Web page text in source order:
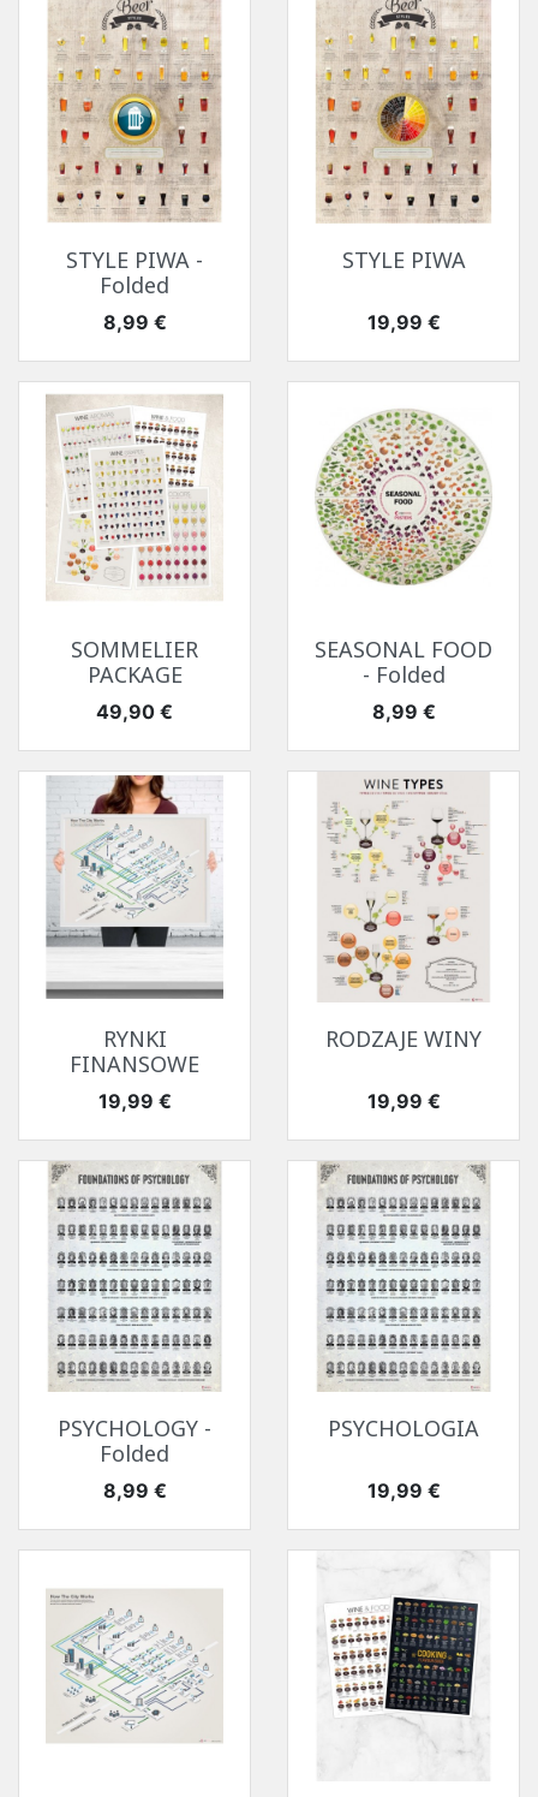
STYLE PIWA -
Folded
Cena
8,99 €
STYLE PIWA
Cena
19,99 €
SOMMELIER
PACKAGE
Cena
49,90 €
SEASONAL FOOD
- Folded
Cena
8,99 €
RYNKI
FINANSOWE
Cena
19,99 €
RODZAJE WINY
Cena
19,99 €
PSYCHOLOGY -
Folded
Cena
8,99 €
PSYCHOLOGIA
Cena
19,99 €